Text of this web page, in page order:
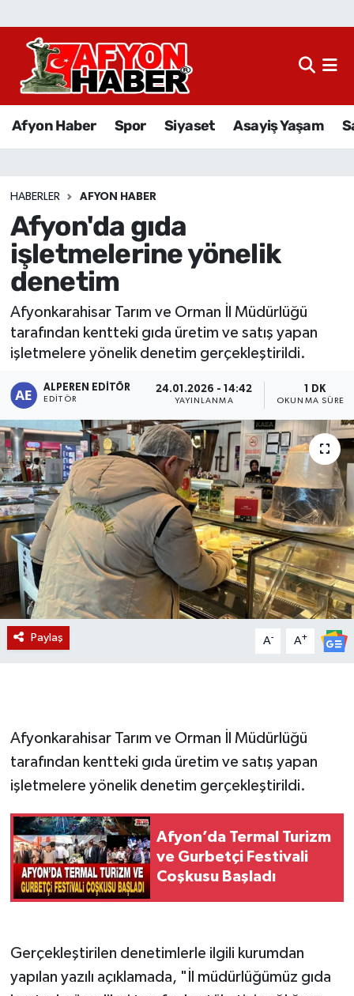
Afyon Haber Spor Siyaset Asayiş Yaşam
HABERLER AFYON HABER
Afyon'da gıda
işletmelerine yönelik
denetim
Afyonkarahisar Tarım ve Orman İl Müdürlüğü
tarafından kentteki gıda üretim ve satış yapan
işletmelere yönelik denetim gerçekleştirildi.
ALPEREN EDITÖR
EDITÖR
24.01.2026 - 14:42
YAYINLANMA
1 DK
OKUNMA SÜRESI
Paylaş A- A+
Afyonkarahisar Tarım ve Orman İl Müdürlüğü
tarafından kentteki gıda üretim ve satış yapan
işletmelere yönelik denetim gerçekleştirildi.
Afyon’da Termal Turizm
ve Gurbetçi Festivali
Coşkusu Başladı
Gerçekleştirilen denetimlerle ilgili kurumdan
yapılan yazılı açıklamada, "İl müdürlüğümüz gıda
Afyon Haber
Sağlık
Eğitim
Ekonomi
Magazin
Etkinlikler